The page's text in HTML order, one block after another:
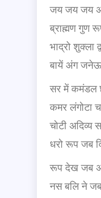
जय जय जय
ब्राह्मण गुण
भाद्रो शुक्ला
बायें अंग
सर में कमंडल
कमर लंगोटा
चोटी अदिव्य
धरो रूप जब
रूप देख जब
नस बलि ने